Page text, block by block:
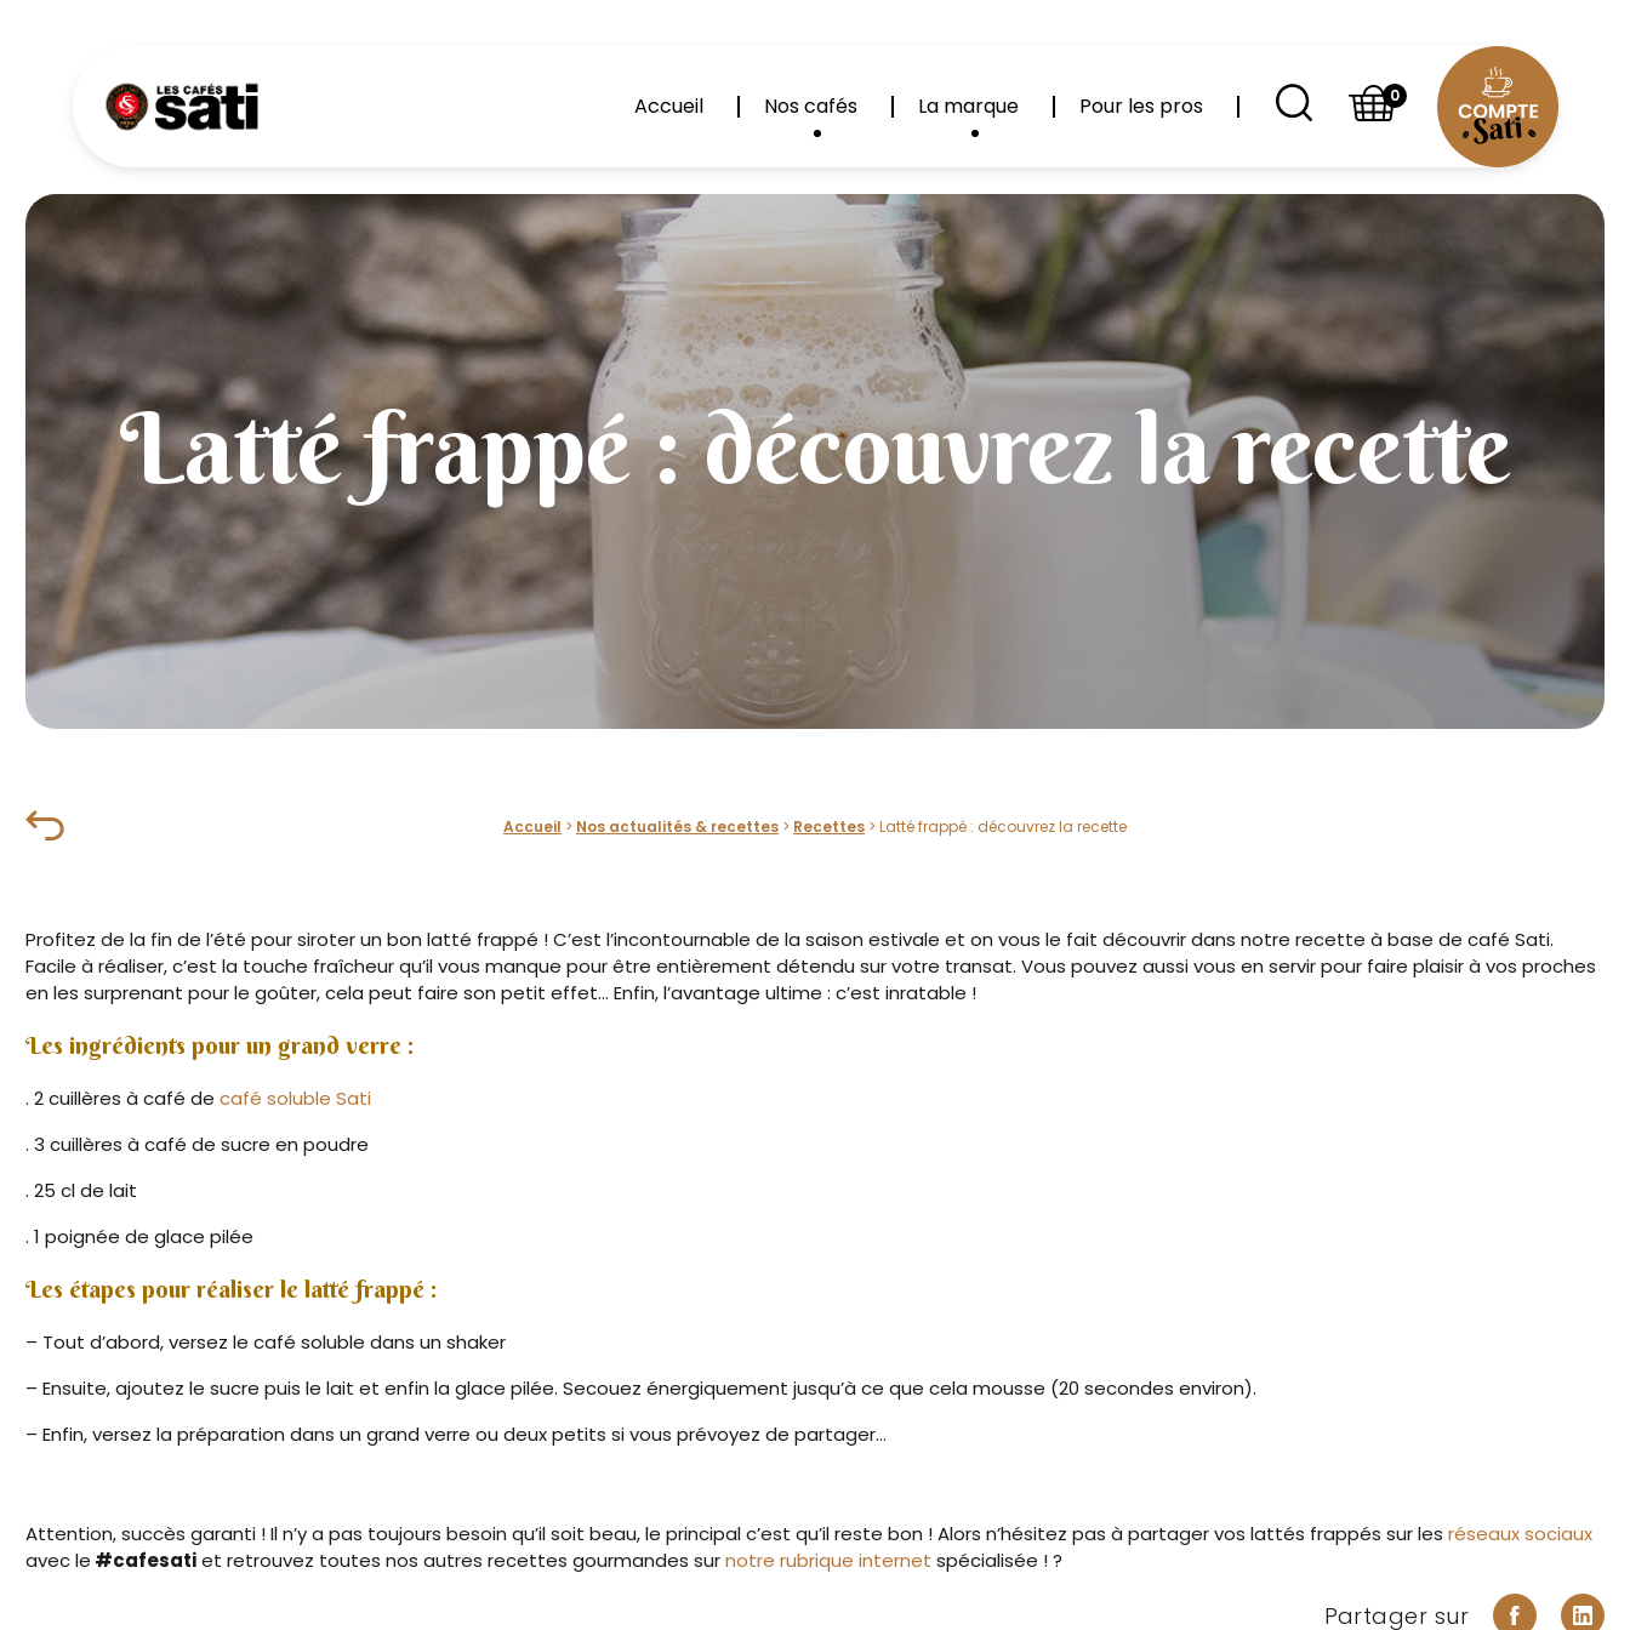
Accueil Nos cafés La marque Pour les pros 0
Latté frappé : découvrez la recette
Accueil > Nos actualités & recettes > Recettes > Latté frappé : découvrez la recette
Profitez de la fin de l’été pour siroter un bon latté frappé ! C’est l’incontournable de la saison estivale et on vous le fait découvrir dans notre recette à base de café Sati.
Facile à réaliser, c’est la touche fraîcheur qu’il vous manque pour être entièrement détendu sur votre transat. Vous pouvez aussi vous en servir pour faire plaisir à vos proches
en les surprenant pour le goûter, cela peut faire son petit effet… Enfin, l’avantage ultime : c’est inratable !
Les ingrédients pour un grand verre :
. 2 cuillères à café de café soluble Sati
. 3 cuillères à café de sucre en poudre
. 25 cl de lait
. 1 poignée de glace pilée
Les étapes pour réaliser le latté frappé :
– Tout d’abord, versez le café soluble dans un shaker
– Ensuite, ajoutez le sucre puis le lait et enfin la glace pilée. Secouez énergiquement jusqu’à ce que cela mousse (20 secondes environ).
– Enfin, versez la préparation dans un grand verre ou deux petits si vous prévoyez de partager…
Attention, succès garanti ! Il n’y a pas toujours besoin qu’il soit beau, le principal c’est qu’il reste bon ! Alors n’hésitez pas à partager vos lattés frappés sur les réseaux sociaux
avec le #cafesatiet retrouvez toutes nos autres recettes gourmandes surnotre rubrique internet spécialisée ! ?
Partager sur